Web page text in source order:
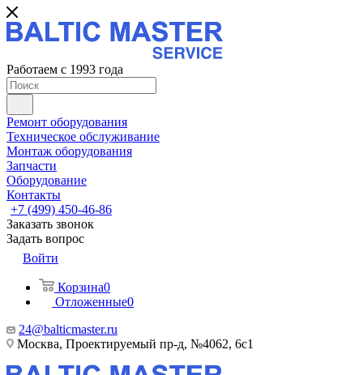
Работаем с 1993 года
Ремонт оборудования
Техническое обслуживание
Монтаж оборудования
Запчасти
Оборудование
Контакты
+7 (499) 450-46-86
Заказать звонок
Задать вопрос
Войти
Корзина0
Отложенные0
24@balticmaster.ru
Москва, Проектируемый пр-д, №4062, 6с1